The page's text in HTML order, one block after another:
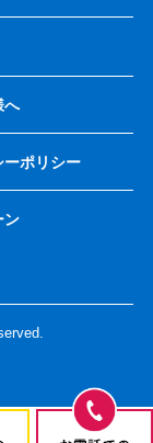
へ
ーポリシー
ン